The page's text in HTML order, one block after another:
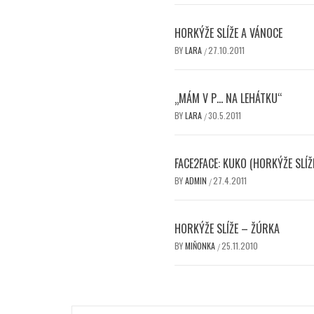
HORKÝŽE SLÍŽE A VÁNOCE
BYLARA /27.10.2011
„MÁM V P… NA LEHÁTKU“
BYLARA /30.5.2011
FACE2FACE: KUKO (HORKÝŽE
BYADMIN /27.4.2011
HORKÝŽE SLÍŽE – ŽÚRKA
BYMIŇONKA /25.11.2010